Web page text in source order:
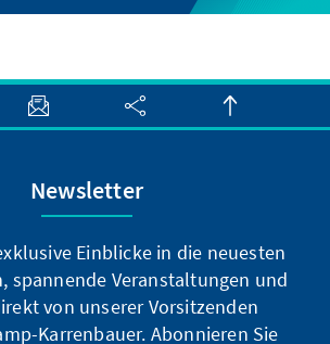
Newsletter
Einblicke in die neuesten
spannende Veranstaltungen und
von unserer Vorsitzenden
Karrenbauer. Abonnieren Sie